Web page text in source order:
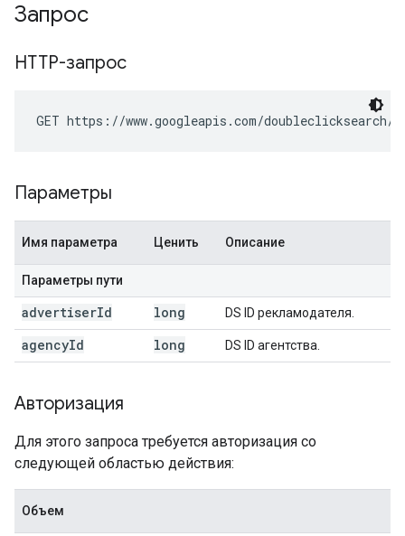
Запрос
HTTP-запрос
GET https://www.googleapis.com/doubleclicksearch/
Параметры
Имя параметра Ценить Описание
Параметры пути
advertiserId long DS ID рекламодателя.
agencyId long DS ID агентства.
Авторизация
Для этого запроса требуется авторизация со
следующей областью действия:
Объем